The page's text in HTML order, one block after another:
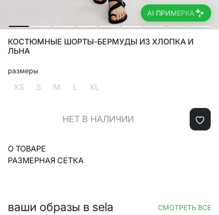
AI ПРИМЕРКА
КОСТЮМНЫЕ ШОРТЫ-БЕРМУДЫ ИЗ ХЛОПКА И
ЛЬНА
размеры
XS S M L XL
НЕТ В НАЛИЧИИ
О ТОВАРЕ
РАЗМЕРНАЯ СЕТКА
ваши образы в sela СМОТРЕТЬ ВСЕ